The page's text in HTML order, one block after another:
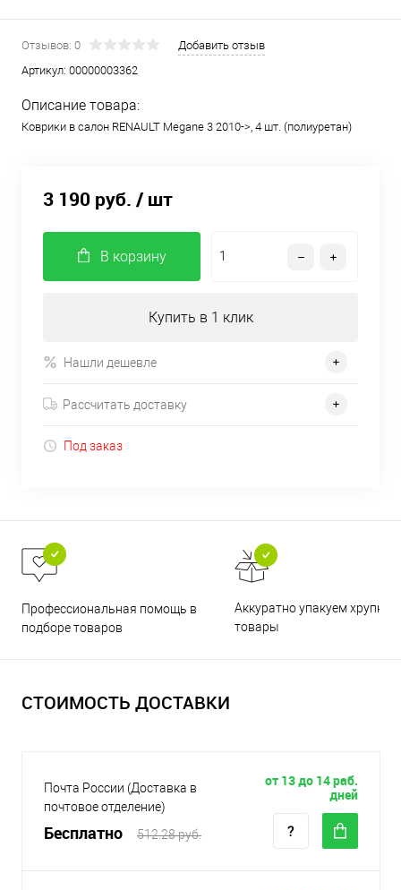
Отзывов: 0
Добавить отзыв
Артикул: 00000003362
Описание товара:
Коврики в салон RENAULT Megane 3 2010->, 4 шт. (полиуретан)
3 190 руб. / шт
В корзину
Купить в 1 клик
Нашли дешевле
Рассчитать доставку
Под заказ
Профессиональная помощь в
подборе товаров
Аккуратно упакуем хрупкие
товары
СТОИМОСТЬ ДОСТАВКИ
Почта России (Доставка в
почтовое отделение)
Бесплатно 512.28 руб.
от 13 до 14 раб.
дней